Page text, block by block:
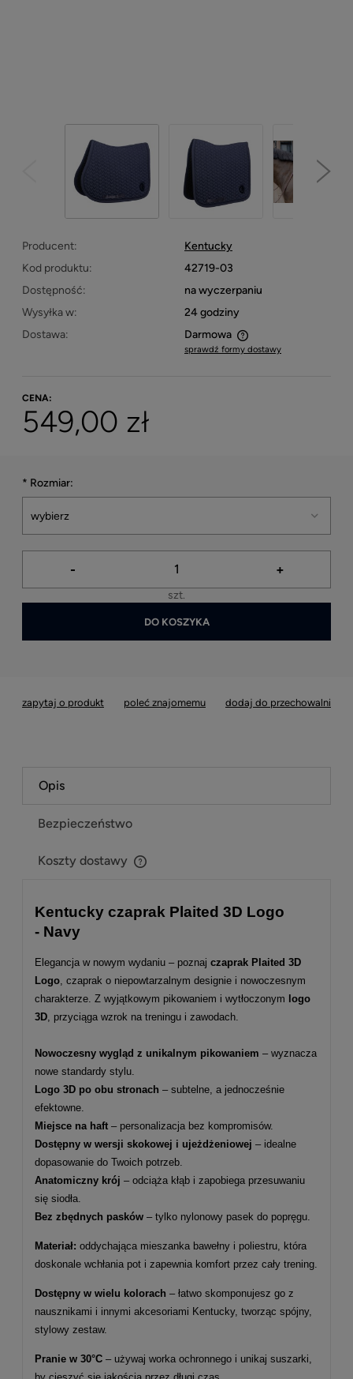
Producent:
Kentucky
Kod produktu:
42719-03
Dostępność:
na wyczerpaniu
Wysyłka w:
24 godziny
Dostawa:
Darmowa
Cena nie zawiera ewentualnych kosztów płatności
sprawdź formy dostawy
CENA:
549,00 zł
* Rozmiar:
- +
szt.
DO KOSZYKA
zapytaj o produkt poleć znajomemu dodaj do przechowalni
Opis
Bezpieczeństwo
Koszty dostawy
Kentucky czaprak Plaited 3D Logo
- Navy
Elegancja w nowym wydaniu – poznaj czaprak Plaited 3D
Logo, czaprak o niepowtarzalnym designie i nowoczesnym
charakterze. Z wyjątkowym pikowaniem i wytłoczonym logo
3D, przyciąga wzrok na treningu i zawodach.
Nowoczesny wygląd z unikalnym pikowaniem – wyznacza
nowe standardy stylu.
Logo 3D po obu stronach – subtelne, a jednocześnie
efektowne.
Miejsce na haft – personalizacja bez kompromisów.
Dostępny w wersji skokowej i ujeżdżeniowej – idealne
dopasowanie do Twoich potrzeb.
Anatomiczny krój – odciąża kłąb i zapobiega przesuwaniu
się siodła.
Bez zbędnych pasków – tylko nylonowy pasek do popręgu.
Materiał: oddychająca mieszanka bawełny i poliestru, która
doskonale wchłania pot i zapewnia komfort przez cały trening.
Dostępny w wielu kolorach – łatwo skomponujesz go z
nausznikami i innymi akcesoriami Kentucky, tworząc spójny,
stylowy zestaw.
Pranie w 30°C – używaj worka ochronnego i unikaj suszarki,